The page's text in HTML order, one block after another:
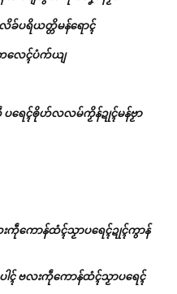
ပရိယတ္တိမန်ရောၚ်
လေၚ်ပံက်ယျ
ပရေၚ်ၜိုဟ်လလမ်ကၟိန်ဍုၚ်မန်ဗၟာ
ကောန်ထံၚ်သၟာပရေၚ်ဍုၚ်ကွာန်
ဗလးကဵုကောန်ထံၚ်သၟာပရေၚ်